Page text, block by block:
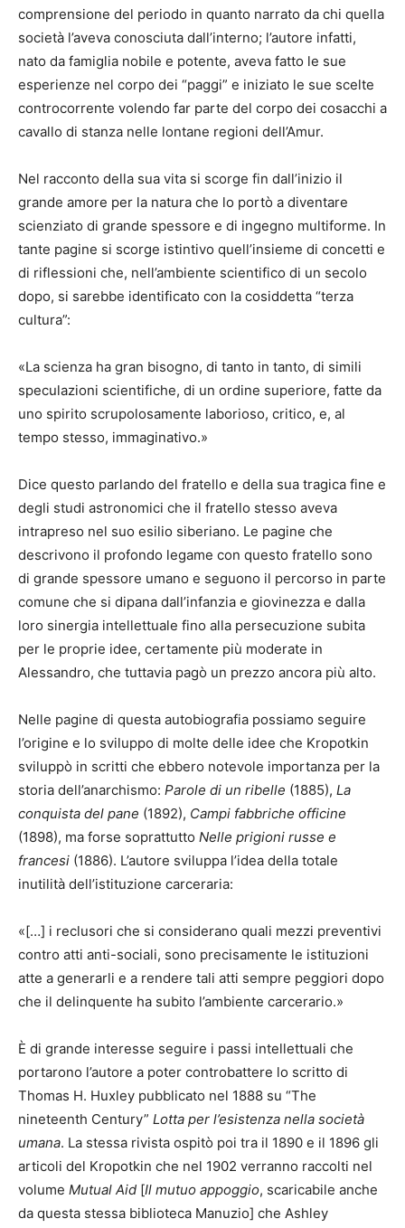
comprensione del periodo in quanto narrato da chi quella
società l’aveva conosciuta dall’interno; l’autore infatti,
nato da famiglia nobile e potente, aveva fatto le sue
esperienze nel corpo dei “paggi” e iniziato le sue scelte
controcorrente volendo far parte del corpo dei cosacchi a
cavallo di stanza nelle lontane regioni dell’Amur.
Nel racconto della sua vita si scorge fin dall’inizio il
grande amore per la natura che lo portò a diventare
scienziato di grande spessore e di ingegno multiforme. In
tante pagine si scorge istintivo quell’insieme di concetti e
di riflessioni che, nell’ambiente scientifico di un secolo
dopo, si sarebbe identificato con la cosiddetta “terza
cultura”:
«La scienza ha gran bisogno, di tanto in tanto, di simili
speculazioni scientifiche, di un ordine superiore, fatte da
uno spirito scrupolosamente laborioso, critico, e, al
tempo stesso, immaginativo.»
Dice questo parlando del fratello e della sua tragica fine e
degli studi astronomici che il fratello stesso aveva
intrapreso nel suo esilio siberiano. Le pagine che
descrivono il profondo legame con questo fratello sono
di grande spessore umano e seguono il percorso in parte
comune che si dipana dall’infanzia e giovinezza e dalla
loro sinergia intellettuale fino alla persecuzione subita
per le proprie idee, certamente più moderate in
Alessandro, che tuttavia pagò un prezzo ancora più alto.
Nelle pagine di questa autobiografia possiamo seguire
l’origine e lo sviluppo di molte delle idee che Kropotkin
sviluppò in scritti che ebbero notevole importanza per la
storia dell’anarchismo: Parole di un ribelle (1885), La
conquista del pane (1892), Campi fabbriche officine
(1898), ma forse soprattutto Nelle prigioni russe e
francesi (1886). L’autore sviluppa l’idea della totale
inutilità dell’istituzione carceraria:
«[…] i reclusori che si considerano quali mezzi preventivi
contro atti anti-sociali, sono precisamente le istituzioni
atte a generarli e a rendere tali atti sempre peggiori dopo
che il delinquente ha subito l’ambiente carcerario.»
È di grande interesse seguire i passi intellettuali che
portarono l’autore a poter controbattere lo scritto di
Thomas H. Huxley pubblicato nel 1888 su “The
nineteenth Century” Lotta per l’esistenza nella società
umana. La stessa rivista ospitò poi tra il 1890 e il 1896 gli
articoli del Kropotkin che nel 1902 verranno raccolti nel
volume Mutual Aid [Il mutuo appoggio, scaricabile anche
da questa stessa biblioteca Manuzio] che Ashley